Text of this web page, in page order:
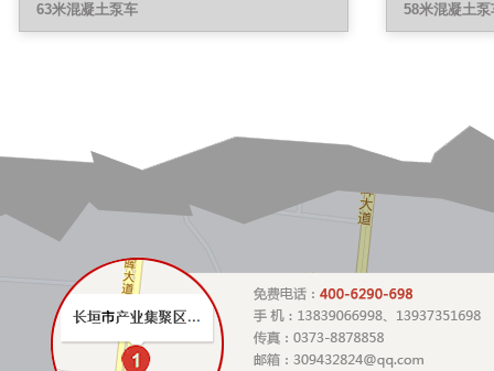
63米混凝土泵车 58米混凝土泵